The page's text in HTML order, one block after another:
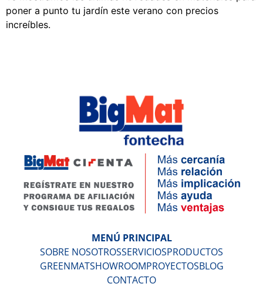
poner a punto tu jardín este verano con precios
increíbles.
MENÚ PRINCIPAL
SOBRE NOSOTROSSERVICIOSPRODUCTOS
GREENMATSHOWROOMPROYECTOSBLOG
CONTACTO